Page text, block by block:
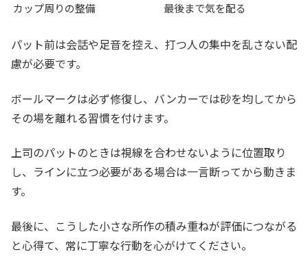
カップ周りの整備
最後まで気を配る
パット前は会話や足音を控え、打つ人の集中を乱さない配
慮が必要です。
ボールマークは必ず修復し、バンカーでは砂を均してから
その場を離れる習慣を付けます。
上司のパットのときは視線を合わせないように位置取り
し、ラインに立つ必要がある場合は一言断ってから動きま
す。
最後に、こうした小さな所作の積み重ねが評価につながる
と心得て、常に丁寧な行動を心がけてください。